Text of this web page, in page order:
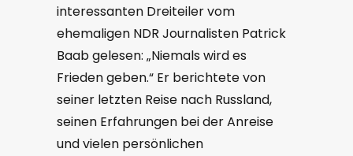
interessanten Dreiteiler vom
ehemaligen NDR Journalisten Patrick
Baab gelesen: „Niemals wird es
Frieden geben.“ Er berichtete von
seiner letzten Reise nach Russland,
seinen Erfahrungen bei der Anreise
und vielen persönlichen